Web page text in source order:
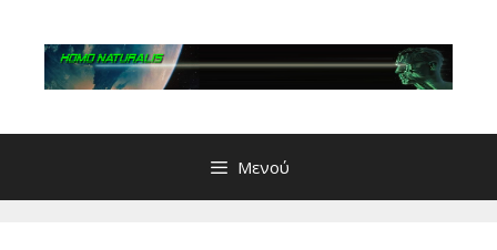
περιεχόμενο
Μενού